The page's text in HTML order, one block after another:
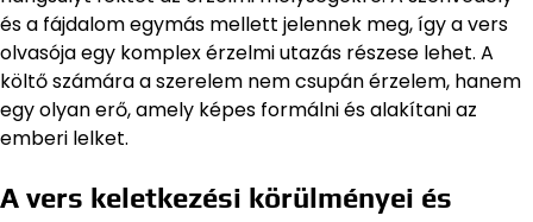
és a fájdalom egymás mellett jelennek meg, így a vers
olvasója egy komplex érzelmi utazás részese lehet. A
költő számára a szerelem nem csupán érzelem, hanem
egy olyan erő, amely képes formálni és alakítani az
emberi lelket.
A vers keletkezési körülményei és